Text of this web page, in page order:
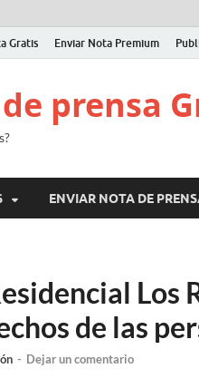
Gratis Enviar Nota Premium
prensa
ENVIAR NOTA DE
Los
de las
- Dejar un comentario